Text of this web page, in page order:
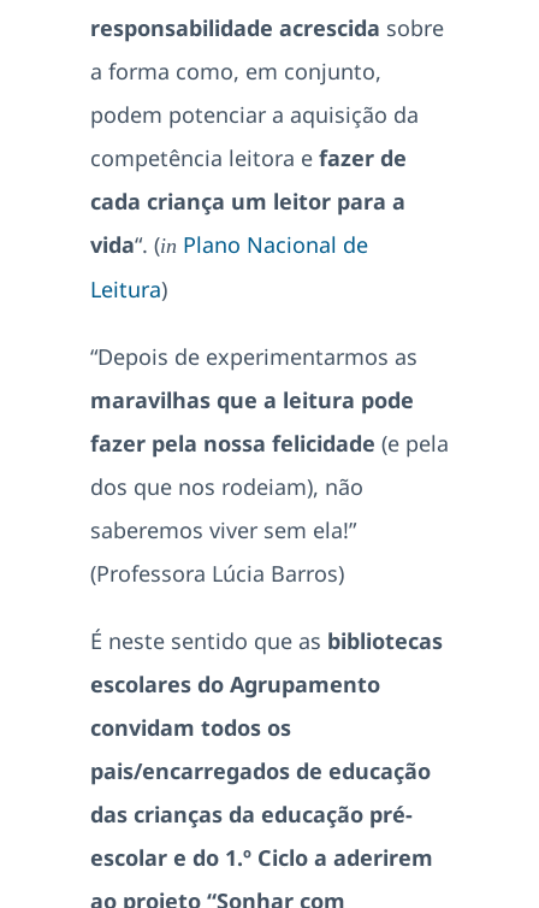
responsabilidade acrescida sobre
a forma como, em conjunto,
podem potenciar a aquisição da
competência leitora e fazer de
cada criança um leitor para a
vida“. (in Plano Nacional de
Leitura)
“Depois de experimentarmos as
maravilhas que a leitura pode
fazer pela nossa felicidade (e pela
dos que nos rodeiam), não
saberemos viver sem ela!”
(Professora Lúcia Barros)
É neste sentido que as bibliotecas
escolares do Agrupamento
convidam todos os
pais/encarregados de educação
das crianças da educação pré-
escolar e do 1.º Ciclo a aderirem
ao projeto “Sonhar com